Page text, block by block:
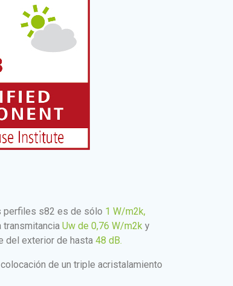
perfiles s82 es de sólo 1 W/m2k,
transmitancia Uw de 0,76 W/m2k y
del exterior de hasta 48 dB.
de un triple acristalamiento